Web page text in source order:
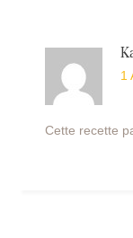
1
Cette recette